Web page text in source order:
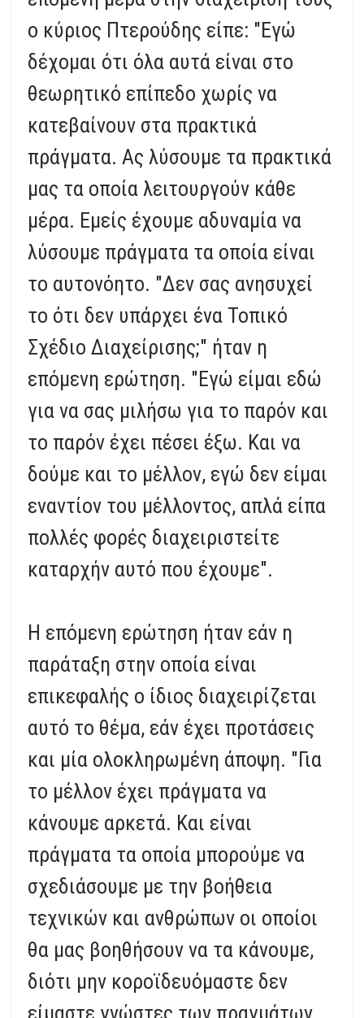
ο κύριος Πτερούδης είπε: "Εγώ
δέχομαι ότι όλα αυτά είναι στο
θεωρητικό επίπεδο χωρίς να
κατεβαίνουν στα πρακτικά
πράγματα. Ας λύσουμε τα πρακτικά
μας τα οποία λειτουργούν κάθε
μέρα. Εμείς έχουμε αδυναμία να
λύσουμε πράγματα τα οποία είναι
το αυτονόητο. "Δεν σας ανησυχεί
το ότι δεν υπάρχει ένα Τοπικό
Σχέδιο Διαχείρισης;" ήταν η
επόμενη ερώτηση. "Εγώ είμαι εδώ
για να σας μιλήσω για το παρόν και
το παρόν έχει πέσει έξω. Και να
δούμε και το μέλλον, εγώ δεν είμαι
εναντίον του μέλλοντος, απλά είπα
πολλές φορές διαχειριστείτε
καταρχήν αυτό που έχουμε".
Η επόμενη ερώτηση ήταν εάν η
παράταξη στην οποία είναι
επικεφαλής ο ίδιος διαχειρίζεται
αυτό το θέμα, εάν έχει προτάσεις
και μία ολοκληρωμένη άποψη. "Για
το μέλλον έχει πράγματα να
κάνουμε αρκετά. Και είναι
πράγματα τα οποία μπορούμε να
σχεδιάσουμε με την βοήθεια
τεχνικών και ανθρώπων οι οποίοι
θα μας βοηθήσουν να τα κάνουμε,
διότι μην κοροϊδευόμαστε δεν